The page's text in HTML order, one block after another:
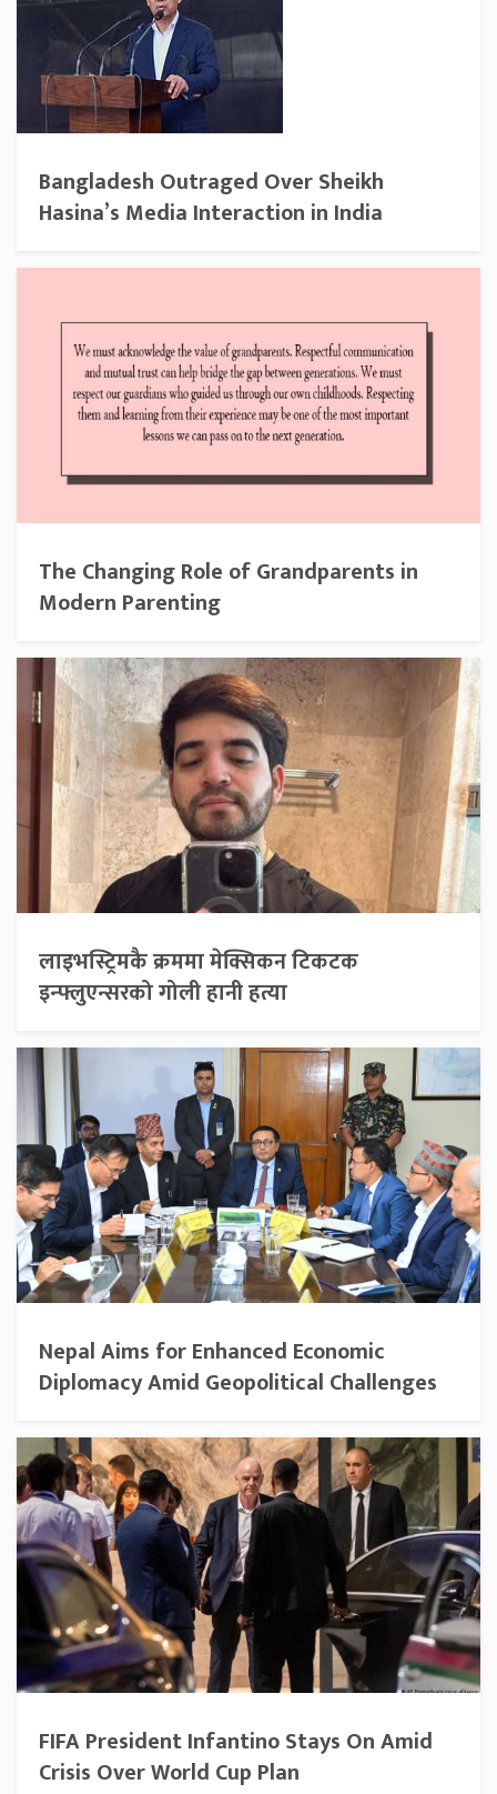
Bangladesh Outraged Over Sheikh
Hasina’s Media Interaction in India
The Changing Role of Grandparents in
Modern Parenting
लाइभस्ट्रिमकै क्रममा मेक्सिकन टिकटक
इन्फ्लुएन्सरको गोली हानी हत्या
Nepal Aims for Enhanced Economic
Diplomacy Amid Geopolitical Challenges
FIFA President Infantino Stays On Amid
Crisis Over World Cup Plan